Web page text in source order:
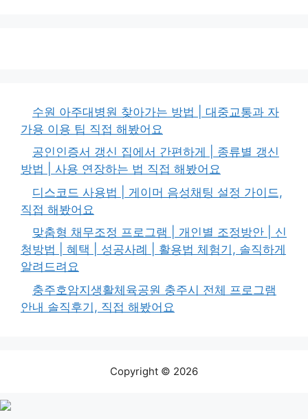
수원 아주대병원 찾아가는 방법 | 대중교통과 자
가용 이용 팁 직접 해봤어요
공인인증서 갱신 집에서 간편하게 | 종류별 갱신
방법 | 사용 연장하는 법 직접 해봤어요
디스코드 사용법 | 게이머 음성채팅 설정 가이드,
직접 해봤어요
맞춤형 채무조정 프로그램 | 개인별 조정방안 | 신
청방법 | 혜택 | 성공사례 | 활용법 체험기, 솔직하게
알려드려요
충주호암지생활체육공원 충주시 전체 프로그램
안내 솔직후기, 직접 해봤어요
Copyright © 2026